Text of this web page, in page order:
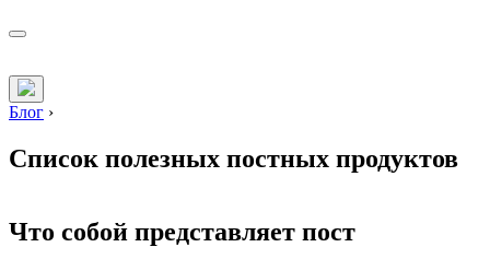
Блог ›
Список полезных постных продуктов
Что собой представляет пост